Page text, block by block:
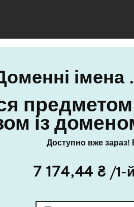
імена
предметом
із
Доступно вже зараз!
7 174,44 ₴ /1-